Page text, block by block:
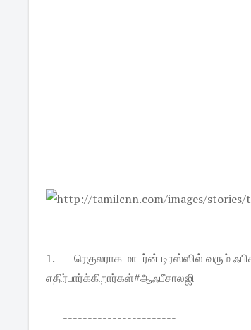
1.
ரெகுலராக மாடர்ன் டிரஸ்ஸில் வரும்
எதிர்பார்க்கிறார்கள்#ஆஃபீசாலஜி
-----------------------